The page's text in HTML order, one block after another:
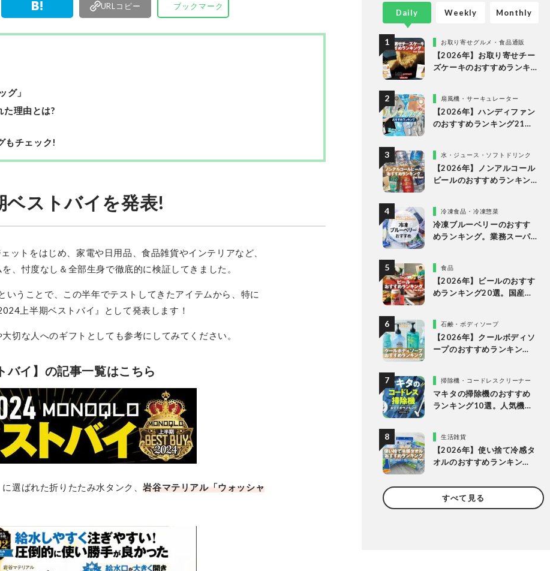
URLコピー ブックマーク
グ」
た理由とは?
もチェック!
ベストバイを発表!
ットをはじめ、家電や日用品、食品雑貨やインテリアなど、
、忖度なし＆全部生身で徹底的に検証してきました。
うことで、この半年でテストしてきたアイテムから、特に
上半期ベストバイ』として発表します！
切な人へのギフトとしても参考にしてみてください。
バイ】の記事一覧はこちら
選ばれた折りたたみ水タンク、岩谷マテリアル「ウォッシャ
最安価格:¥ 980〜
Daily
お取り寄せグルメ・食品通販
【2026年】お取り寄せチー
ズケーキのおすすめランキ
扇風機・サーキュレーター
【2026年】ハンディファン
のおすすめランキング21
比較水・ジュース・ソフトドリンク
【2026年】ノンアルコール
ビールのおすすめランキン
冷凍食品・冷凍惣菜
冷凍ブルーベリーのおすす
めランキング。業務スーパ
食品
【2026年】ビールのおすす
めランキング20選。国産の
石鹸・ボディソープ
【2026年】クールボディソ
ープのおすすめランキン
掃除機・コードレスクリーナー
マキタの掃除機のおすすめ
ランキング10選。人気機種
生活雑貨
【2026年】使い捨て冷感タ
オルのおすすめランキン
徹底比較
すべて見る
Weekly Monthly